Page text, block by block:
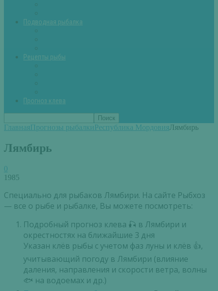
Подводная рыбалка
Рецепты рыбы
Прогноз клева
ГлавнаяПрогнозы рыбалкиРеспублика МордовияЛямбирь
Лямбирь
0
1985
Специально для рыбаков Лямбири. На сайте Рыбхоз
— все о рыбе и рыбалке, Вы можете посмотреть:
Подробный прогноз клева 🎣 в Лямбири и
окрестностях на ближайшие 3 дня
Указан клёв рыбы с учетом фаз луны и клёв 👍,
учитывающий погоду в Лямбири (влияние
даления, направления и скорости ветра, волны
🐟 на водоемах и др.)